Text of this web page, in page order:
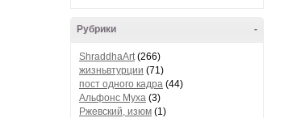
-
Рубрики
ShraddhaArt(266)
жизньвтурции (71)
пост одного кадра (44)
Альфонс Муха (3)
Ржевский, изюм (1)